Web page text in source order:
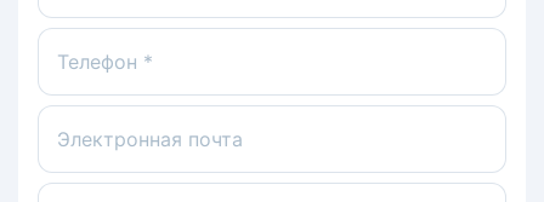
Телефон *
Электронная почта